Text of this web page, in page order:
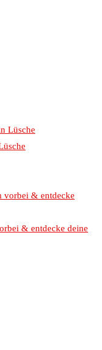
& entdecke deine